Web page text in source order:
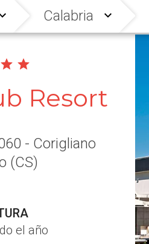
Calabria
Resort
- Corigliano
(CS)
el año